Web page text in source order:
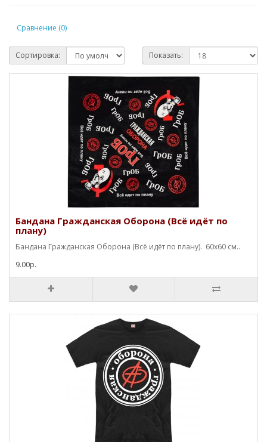
Сравнение (0)
Сортировка: Показать:
Бандана Гражданская Оборона (Всё идёт по
плану)
Бандана Гражданская Оборона (Всё идёт по плану). 60х60 см..
9.00р.